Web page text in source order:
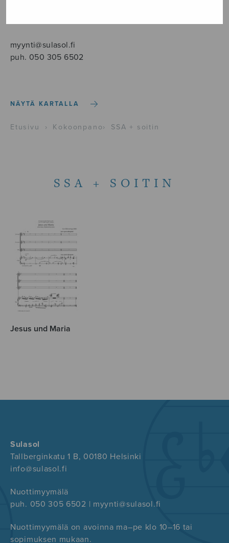
00180 Helsinki
myynti@sulasol.fi
puh. 050 305 6502
NÄYTÄ KARTALLA
Etusivu › Kokoonpano› SSA + soitin
SSA + SOITIN
Jesus und Maria
Sulasol
Tallberginkatu 1 B, 00180 Helsinki
info@sulasol.fi
Nuottimyymälä
puh. 050 305 6502 | myynti@sulasol.fi
Nuottimyymälä on avoinna ma–pe klo 10–16 tai
sopimuksen mukaan.